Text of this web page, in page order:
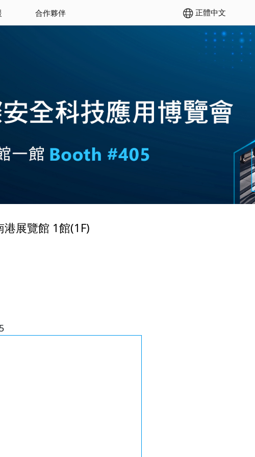
合作夥伴 正體中文
港展覽館 1館(1F)